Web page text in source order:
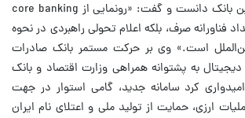
تاریخ عملیات ارزی این بانک دانست و گفت: «رونمایی از core banking
فناورانه صرف، بلکه اعلام تحولی راهبردی در نحوه
است.» وی بر حرکت مستمر بانک صادرات
به پشتوانه همراهی وزارت اقتصاد و بانک
امیدواری کرد سامانه جدید، گامی استوار در جهت
ارزی، حمایت از تولید ملی و اعتلای نام ایران